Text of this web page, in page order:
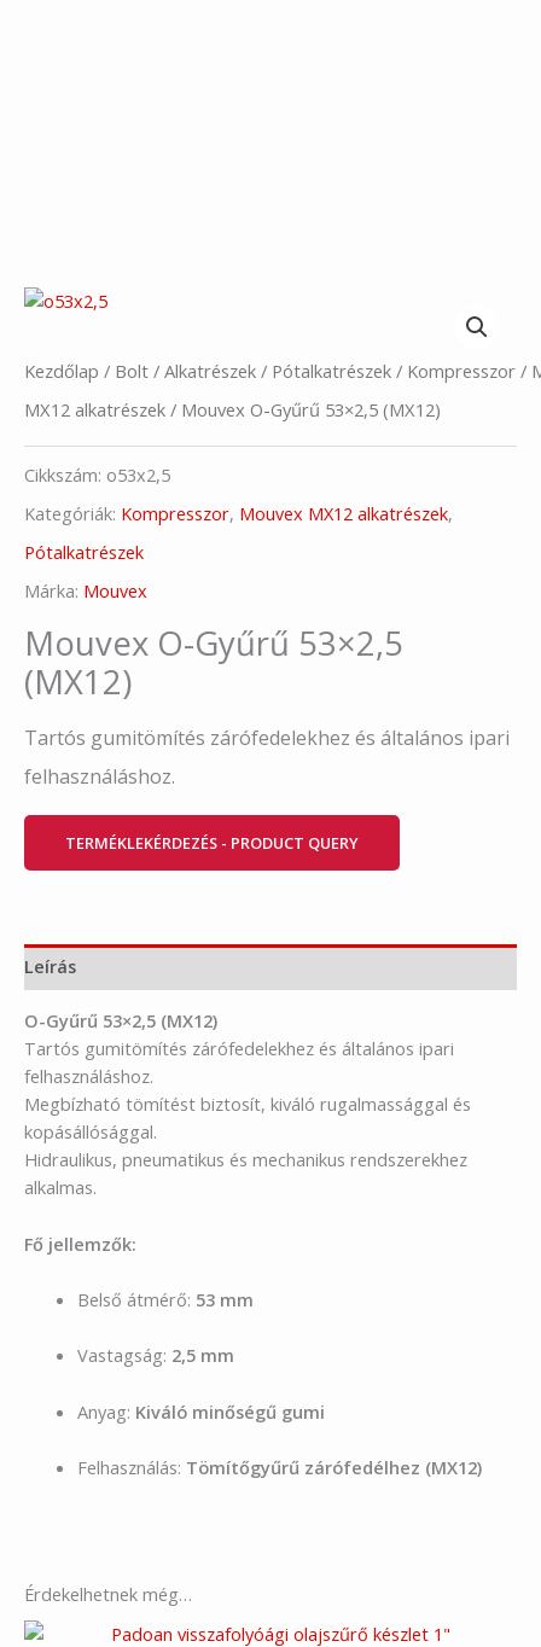
Kezdőlap / Bolt / Alkatrészek / Pótalkatrészek / Kompresszor /
MX12 alkatrészek / Mouvex O-Gyűrű 53×2,5 (MX12)
Cikkszám: o53x2,5
Kategóriák: Kompresszor, Mouvex MX12 alkatrészek,
Pótalkatrészek
Márka: Mouvex
Mouvex O-Gyűrű 53×2,5
(MX12)
Tartós gumitömítés zárófedelekhez és általános ipari
felhasználáshoz.
TERMÉKLEKÉRDEZÉS - PRODUCT QUERY
Leírás
O-Gyűrű 53×2,5 (MX12)
Tartós gumitömítés zárófedelekhez és általános ipari
felhasználáshoz.
Megbízható tömítést biztosít, kiváló rugalmassággal és
kopásállósággal.
Hidraulikus, pneumatikus és mechanikus rendszerekhez
alkalmas.
Fő jellemzők:
Belső átmérő: 53 mm
Vastagság: 2,5 mm
Anyag: Kiváló minőségű gumi
Felhasználás: Tömítőgyűrű zárófedélhez (MX12)
Érdekelhetnek még…